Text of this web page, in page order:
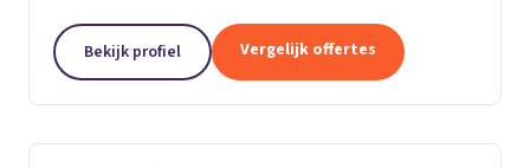
specialistische schoonmaak groeide Mannen van
Schoon al snel uit...
Bekijk profiel Vergelijk offertes